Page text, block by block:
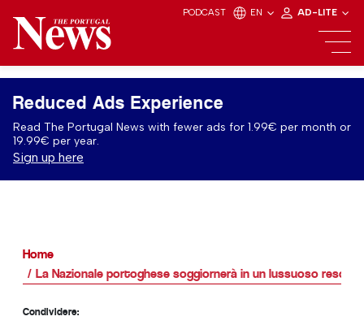
PODCAST EN AD-LITE
Reduced Ads Experience
Read The Portugal News with fewer ads for 1.99€ per month or
19.99€ per year.
Sign up here
Home
La Nazionale portoghese soggiornerà in un lussuoso resort
Condividere: